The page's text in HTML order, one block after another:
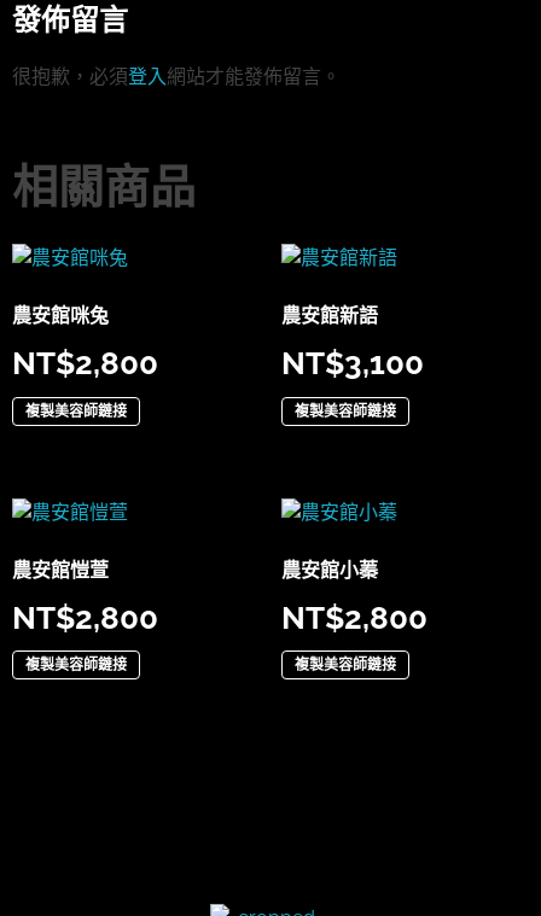
發佈留言
很抱歉，必須登入網站才能發佈留言。
相關商品
農安館咪兔
NT$2,800
複製美容師鏈接
農安館新語
NT$3,100
複製美容師鏈接
農安館愷萱
NT$2,800
複製美容師鏈接
農安館小蓁
NT$2,800
複製美容師鏈接